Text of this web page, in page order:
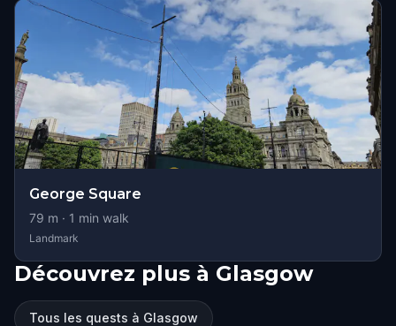
George Square
79 m · 1 min walk
Landmark
Découvrez plus à Glasgow
Tous les quests à Glasgow